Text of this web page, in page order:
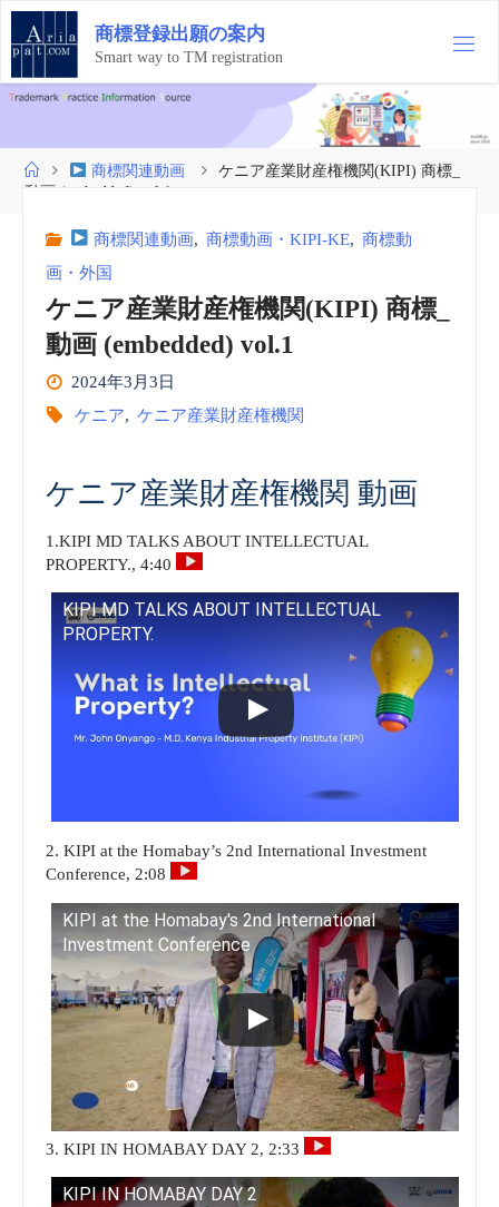
コ
テ
ン
ツ
ス
商標登録出願の案内
Smart way to TM registration
ホ
ー
商標関連動画
ケニア産業財産権機関(KIPI) 商標_
動画 (embedded) vol.1
商標関連動画, 商標動画・KIPI-KE, 商標動
画・外国
ケニア産業財産権機関(KIPI) 商標_
動画 (embedded) vol.1
2024年3月3日
ケニア, ケニア産業財産権機関
ケニア産業財産権機関 動画
1.KIPI MD TALKS ABOUT INTELLECTUAL
PROPERTY., 4:40
KIPI MD TALKS ABOUT INTELLECTUAL
PROPERTY.
2. KIPI at the Homabay’s 2nd International Investment
Conference, 2:08
KIPI at the Homabay's 2nd International
Investment Conference
3. KIPI IN HOMABAY DAY 2, 2:33
KIPI IN HOMABAY DAY 2